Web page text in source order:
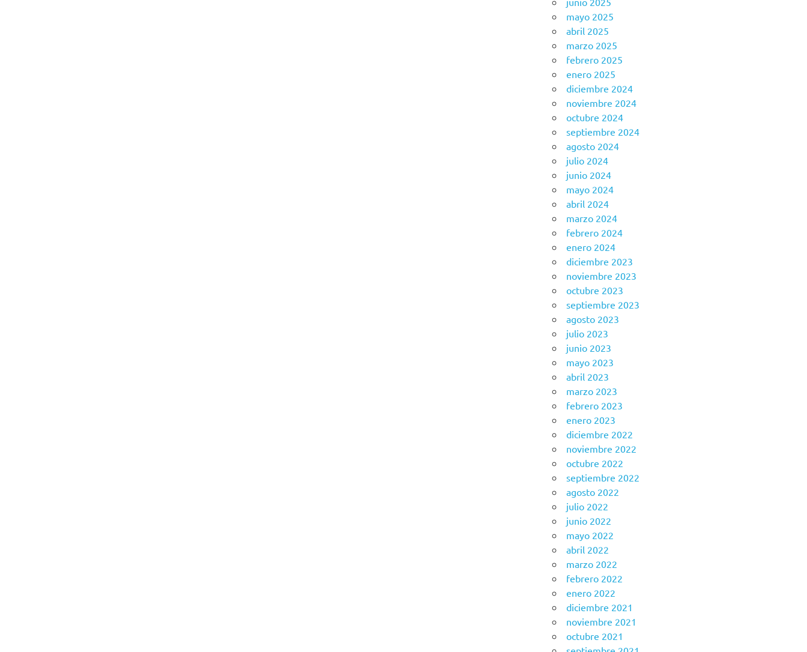
mayo 2025
abril 2025
marzo 2025
febrero 2025
enero 2025
diciembre 2024
noviembre 2024
octubre 2024
septiembre 2024
agosto 2024
julio 2024
junio 2024
mayo 2024
abril 2024
marzo 2024
febrero 2024
enero 2024
diciembre 2023
noviembre 2023
octubre 2023
septiembre 2023
agosto 2023
julio 2023
junio 2023
mayo 2023
abril 2023
marzo 2023
febrero 2023
enero 2023
diciembre 2022
noviembre 2022
octubre 2022
septiembre 2022
agosto 2022
julio 2022
junio 2022
mayo 2022
abril 2022
marzo 2022
febrero 2022
enero 2022
diciembre 2021
noviembre 2021
octubre 2021